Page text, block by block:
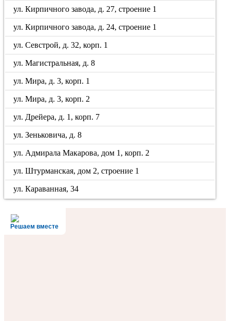
ул. Кирпичного завода, д. 27, строение 1
ул. Кирпичного завода, д. 24, строение 1
ул. Севстрой, д. 32, корп. 1
ул. Магистральная, д. 8
ул. Мира, д. 3, корп. 1
ул. Мира, д. 3, корп. 2
ул. Дрейера, д. 1, корп. 7
ул. Зеньковича, д. 8
ул. Адмирала Макарова, дом 1, корп. 2
ул. Штурманская, дом 2, строение 1
ул. Караванная, 34
Решаем вместе